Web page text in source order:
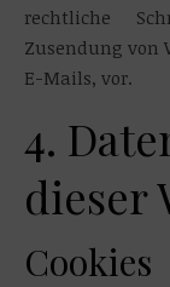
rechtliche
Zusendung von
E-Mails, vor.
4.
dieser
Cookies